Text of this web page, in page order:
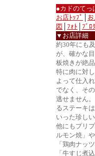
●カドのて
お店ﾄｯﾌﾟ
図
ﾌｫﾄ
ﾌﾞﾛ
▼お店詳細
約30年にも
が、確かな
板焼きが絶
特に肉に対
よって仕入
でなく、そ
逃せません
るステーキ
いった珍し
他にもプリ
ルモン焼」
「鶏肉ナッ
「牛すじ煮